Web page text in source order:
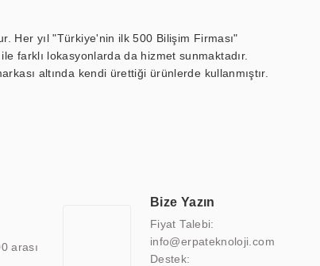
Her yıl "Türkiye'nin ilk 500 Bilişim Firması"
farklı lokasyonlarda da hizmet sunmaktadır.
altında kendi ürettiği ürünlerde kullanmıştır.
hareket etmektedir. Kaliteli ekipmanı, uzman kadroları,
arası
Bize Yazın
Fiyat Talebi:
info@erpateknoloji.com
Destek: